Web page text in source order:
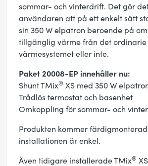
sommar- och vinterdrift. Det gör
användaren att på ett enkelt sätt
sin 350 W elpatron beroende på
tillgänglig värme från det ordinarie
värmesystemet eller inte.
Paket 20008-EP innehåller nu:
Shunt TMix® XS med 350 W
Trådlös termostat och basenhet
Omkoppling för sommar- och
Produkten kommer
installationen är enkel.
Även tidigare installerade TMix®